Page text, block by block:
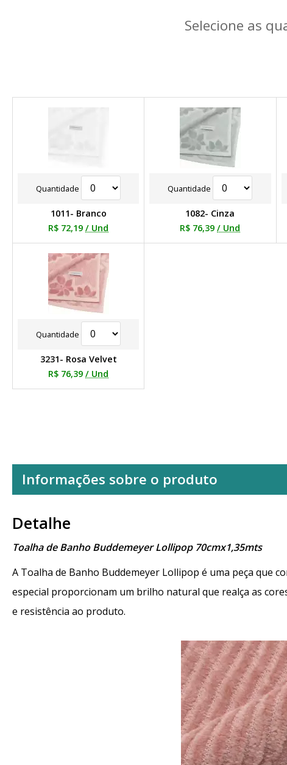
Selecione as
Quantidade
1011- Branco
R$ 72,19 / Und
Quantidade
1082- Cinza
R$ 76,39 / Und
Quantidade
3231- Rosa Velvet
R$ 76,39 / Und
Informações sobre o produto
Detalhe
Toalha de Banho Buddemeyer Lollipop 70cmx1,35mts
A Toalha de Banho Buddemeyer Lollipop é uma peça que
especial proporcionam um brilho natural que realça as
e resistência ao produto.